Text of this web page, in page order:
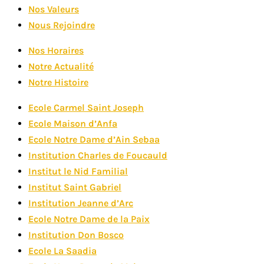
Nos Valeurs
Nous Rejoindre
Nos Horaires
Notre Actualité
Notre Histoire
Ecole Carmel Saint Joseph
Ecole Maison d’Anfa
Ecole Notre Dame d’Ain Sebaa
Institution Charles de Foucauld
Institut le Nid Familial
Institut Saint Gabriel
Institution Jeanne d’Arc
Ecole Notre Dame de la Paix
Institution Don Bosco
Ecole La Saadia